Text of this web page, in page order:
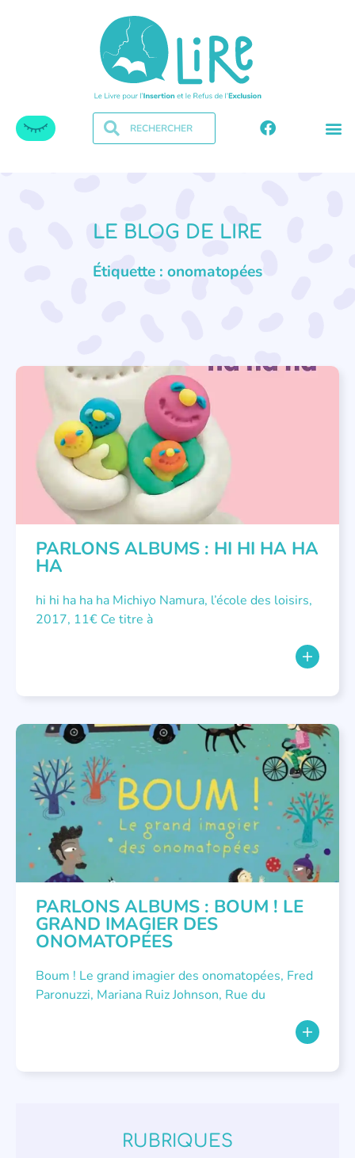
LE BLOG DE LIRE
Étiquette : onomatopées
PARLONS ALBUMS
PARLONS ALBUMS : HI HI HA HA
HA
hi hi ha ha ha Michiyo Namura, l’école des loisirs,
2017, 11€ Ce titre à
PARLONS ALBUMS
PARLONS ALBUMS : BOUM ! LE
GRAND IMAGIER DES
ONOMATOPÉES
Boum ! Le grand imagier des onomatopées, Fred
Paronuzzi, Mariana Ruiz Johnson, Rue du
RUBRIQUES